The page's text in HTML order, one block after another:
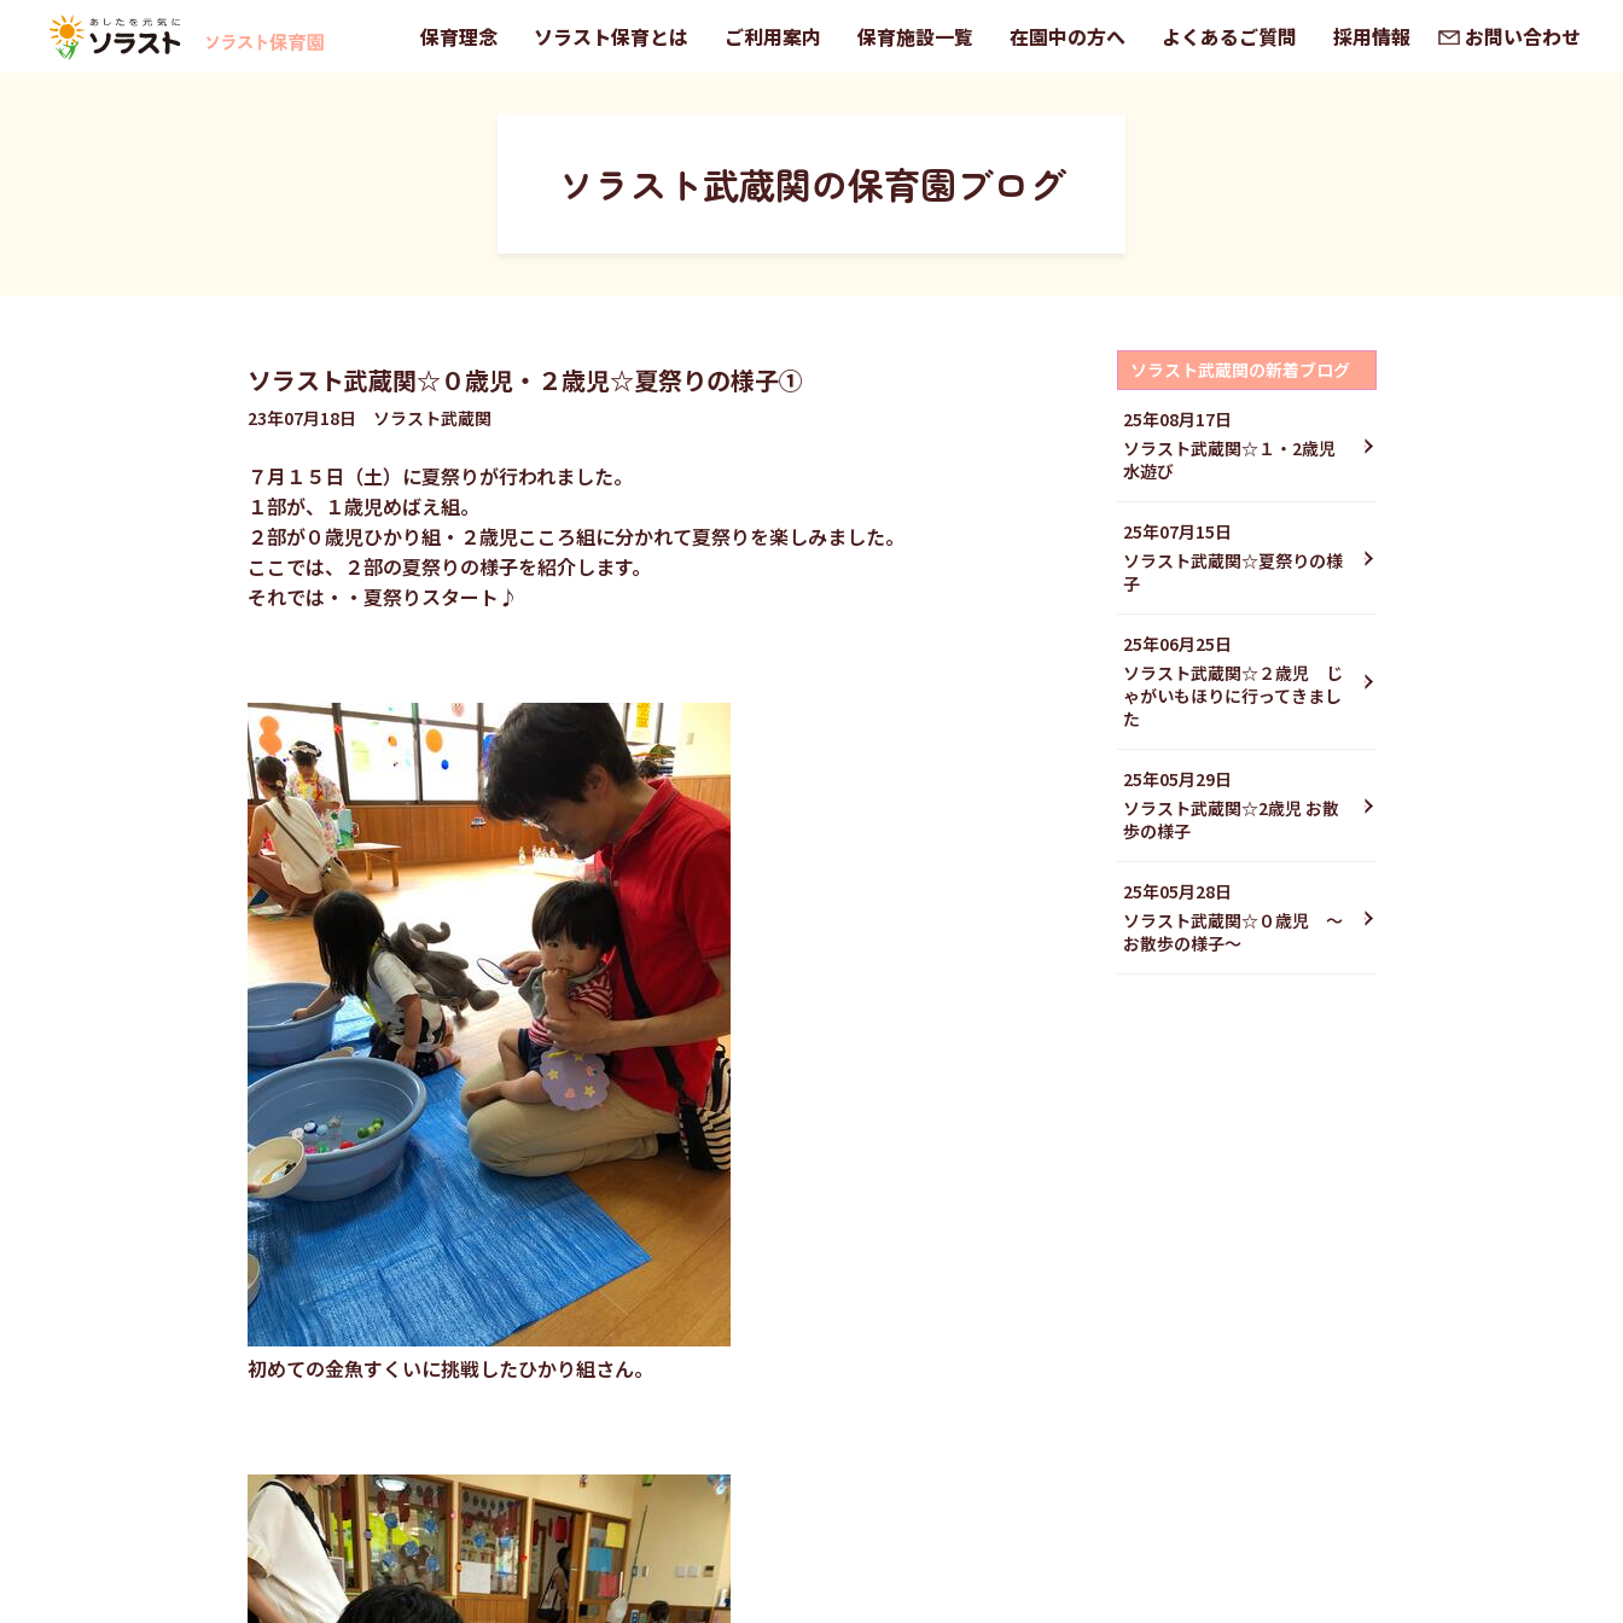
保育理念 ソラスト保育とは ご利用案内 保育施設一覧 在園中の方へ よくあるご質問 採用情報 お問い合わせ
ソラスト武蔵関の保育園ブログ
ソラスト武蔵関☆０歳児・２歳児☆夏祭りの様子①
23年07月18日 ソラスト武蔵関
７月１５日（土）に夏祭りが行われました。
１部が、１歳児めばえ組。
２部が０歳児ひかり組・２歳児こころ組に分かれて夏祭りを楽しみました。
ここでは、２部の夏祭りの様子を紹介します。
それでは・・夏祭りスタート♪
初めての金魚すくいに挑戦したひかり組さん。
ソラスト武蔵関の新着ブログ
25年08月17日
ソラスト武蔵関☆１・2歳児
水遊び
25年07月15日
ソラスト武蔵関☆夏祭りの様
子
25年06月25日
ソラスト武蔵関☆２歳児 じ
ゃがいもほりに行ってきまし
た
25年05月29日
ソラスト武蔵関☆2歳児 お散
歩の様子
25年05月28日
ソラスト武蔵関☆０歳児 ～
お散歩の様子～